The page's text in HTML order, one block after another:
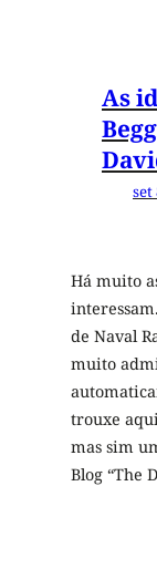
As
set
Há muito
de Naval
muito
trouxe
mas sim
Blog “The